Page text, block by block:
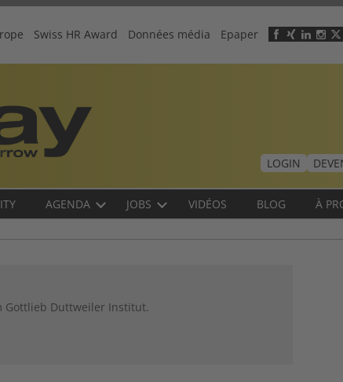
Header
menu
Swiss HR Award Données média Epaper
LOGIN
AGENDA JOBS VIDÉOS BLOG À
Gottlieb Duttweiler Institut.